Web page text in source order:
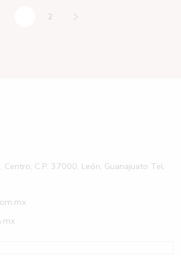
2
C.P. 37000, León, Guanajuato Tel.